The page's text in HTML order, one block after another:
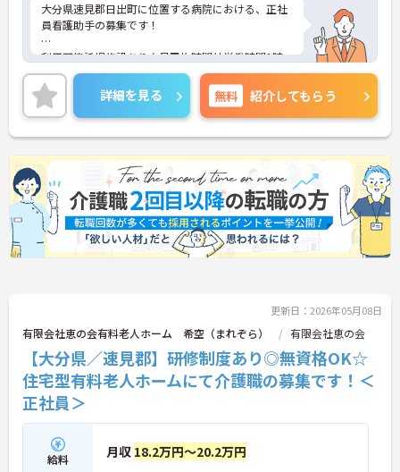
大分県速見郡日出町に位置する病院における、正社
員看護助手の募集です！
利用可能託児施設あり♪月平均時間外労働時間1時
間☆福利厚生が整った環境です！
ご興味ある方には、面接対策ポイントなど、さらに
詳細をお話しいたしますのでお気軽にご相談くださ
い。
詳細を見る 無料 紹介してもらう
更新日：2026年05月08日
有限会社恵の会有料老人ホーム 希空（まれぞら） 有限会社恵の会
【大分県／速見郡】研修制度あり◎無資格OK☆
住宅型有料老人ホームにて介護職の募集です！＜
正社員＞
給料 月収 18.2万円～20.2万円